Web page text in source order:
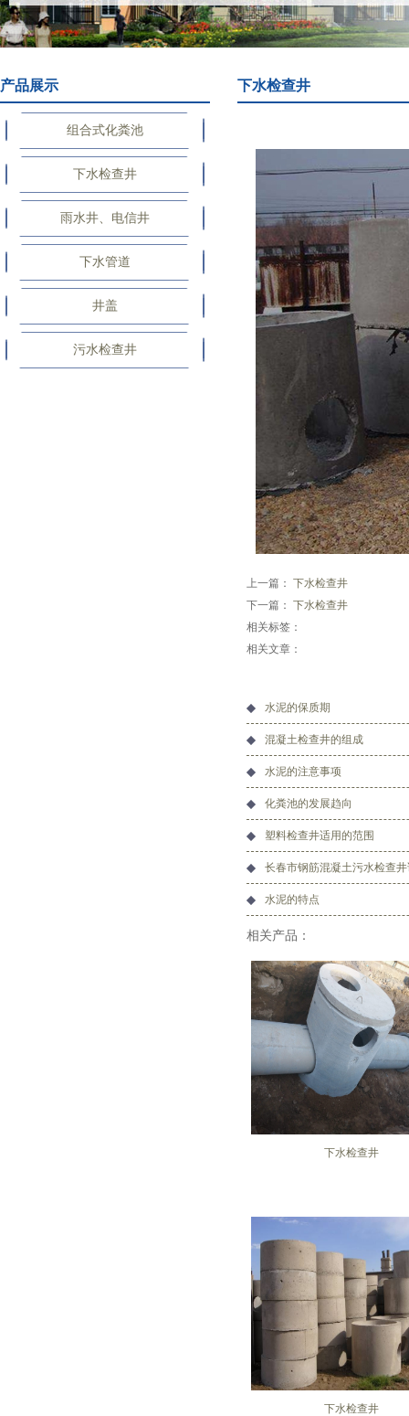
产品展示
组合式化粪池
下水检查井
雨水井、电信井
下水管道
井盖
污水检查井
下水检查井
上一篇： 下水检查井
下一篇： 下水检查井
相关标签：
相关文章：
水泥的保质期
混凝土检查井的组成
水泥的注意事项
化粪池的发展趋向
塑料检查井适用的范围
长春市钢筋混凝土污水检查
水泥的特点
相关产品：
下水检查井
下水检查井